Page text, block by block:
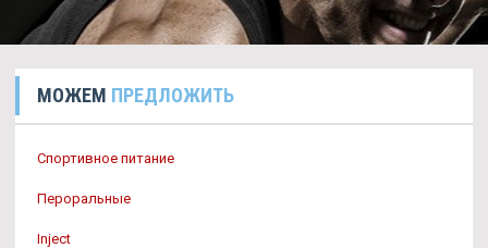
МОЖЕМ ПРЕДЛОЖИТЬ
Спортивное питание
Пероральные
Inject